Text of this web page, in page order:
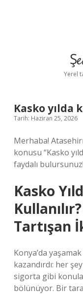
Yerel
Kasko yılda
Tarih: Haziran 25, 2026
Merhaba!
konusu “Kasko
faydalı bulursunuz!
Kasko
Tartışan
Konya’da
kazandırdı: her
sigorta gibi
bölünüyor. Bir